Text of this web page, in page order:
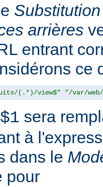
Substitution
arrières
entrant
ce
(.*)/view$" "/var/
$1 sera
à
dans le
pour